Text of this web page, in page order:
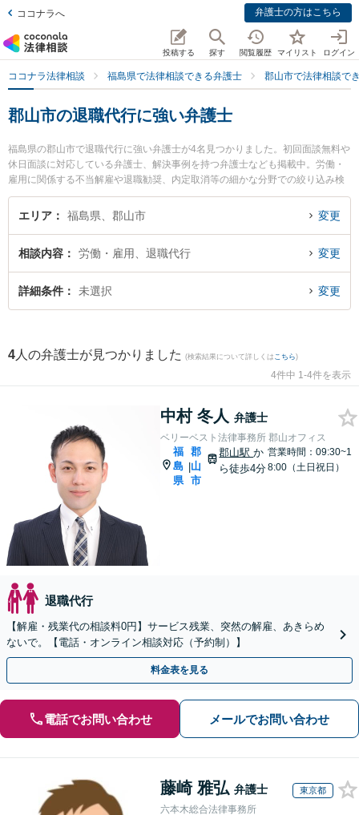
ココナラへ 弁護士の方はこちら
投稿する 探す 閲覧履歴 マイリスト ログイン
ココナラ法律相談 福島県で法律相談できる弁護士 郡山市で法律相談で
郡山市の退職代行に強い弁護士
福島県の郡山市で退職代行に強い弁護士が4名見つかりました。初回面談無料や
休日面談に対応している弁護士、解決事例を持つ弁護士なども掲載中。労働・
雇用に関係する不当解雇や退職勧奨、内定取消等の細かな分野での絞り込み検
索もでき便利です。特にベリーベスト法律事務所 郡山オフィスの中村 冬人弁護
士や令法律事務所の吉田 尚志弁護士、令法律事務所の平間 裕子弁護士のプロフ
のトラブル解決の実績豊富な近くの弁護士を検索したい』『初回相談無料で退
職代行を法律相談できる郡山市内の弁護士に相談予約したい』などでお困りの
相談者さんにおすすめです。
エリア 福島県、郡山市 変更
相談内容 労働・雇用、退職代行 変更
詳細条件 未選択 変更
4 人の弁護士が見つかりました (検索結果について詳しくは こちら)
4件中 1-4件を表示
中村 冬人 弁護士
ベリーベスト法律事務所 郡山オフィス
福
島
県
|
郡
山
市
郡山駅か
ら徒歩4分
営業時間：09:30~1
8:00（土日祝日）
退職代行
【解雇・残業代の相談料0円】サービス残業、突然の解雇、あきらめ
ないで。【電話・オンライン相談対応（予約制）】
料金表を見る
電話でお問い合わせ メールでお問い合わせ
藤崎 雅弘 弁護士 東京都
六本木総合法律事務所